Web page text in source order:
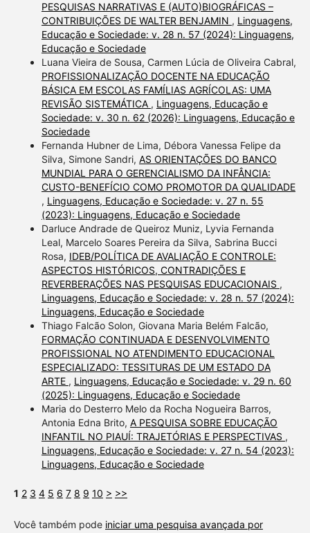
PESQUISAS NARRATIVAS E (AUTO)BIOGRÁFICAS –
CONTRIBUIÇÕES DE WALTER BENJAMIN , Linguagens,
Educação e Sociedade: v. 28 n. 57 (2024): Linguagens,
Educação e Sociedade
Luana Vieira de Sousa, Carmen Lúcia de Oliveira Cabral,
PROFISSIONALIZAÇÃO DOCENTE NA EDUCAÇÃO
BÁSICA EM ESCOLAS FAMÍLIAS AGRÍCOLAS: UMA
REVISÃO SISTEMÁTICA , Linguagens, Educação e
Sociedade: v. 30 n. 62 (2026): Linguagens, Educação e
Sociedade
Fernanda Hubner de Lima, Débora Vanessa Felipe da
Silva, Simone Sandri, AS ORIENTAÇÕES DO BANCO
MUNDIAL PARA O GERENCIALISMO DA INFÂNCIA:
CUSTO-BENEFÍCIO COMO PROMOTOR DA QUALIDADE
, Linguagens, Educação e Sociedade: v. 27 n. 55
(2023): Linguagens, Educação e Sociedade
Darluce Andrade de Queiroz Muniz, Lyvia Fernanda
Leal, Marcelo Soares Pereira da Silva, Sabrina Bucci
Rosa, IDEB/POLÍTICA DE AVALIAÇÃO E CONTROLE:
ASPECTOS HISTÓRICOS, CONTRADIÇÕES E
REVERBERAÇÕES NAS PESQUISAS EDUCACIONAIS ,
Linguagens, Educação e Sociedade: v. 28 n. 57 (2024):
Linguagens, Educação e Sociedade
Thiago Falcão Solon, Giovana Maria Belém Falcão,
FORMAÇÃO CONTINUADA E DESENVOLVIMENTO
PROFISSIONAL NO ATENDIMENTO EDUCACIONAL
ESPECIALIZADO: TESSITURAS DE UM ESTADO DA
ARTE , Linguagens, Educação e Sociedade: v. 29 n. 60
(2025): Linguagens, Educação e Sociedade
Maria do Desterro Melo da Rocha Nogueira Barros,
Antonia Edna Brito, A PESQUISA SOBRE EDUCAÇÃO
INFANTIL NO PIAUÍ: TRAJETÓRIAS E PERSPECTIVAS ,
Linguagens, Educação e Sociedade: v. 27 n. 54 (2023):
Linguagens, Educação e Sociedade
1 2 3 4 5 6 7 8 9 10 > >>
Você também pode iniciar uma pesquisa avançada por